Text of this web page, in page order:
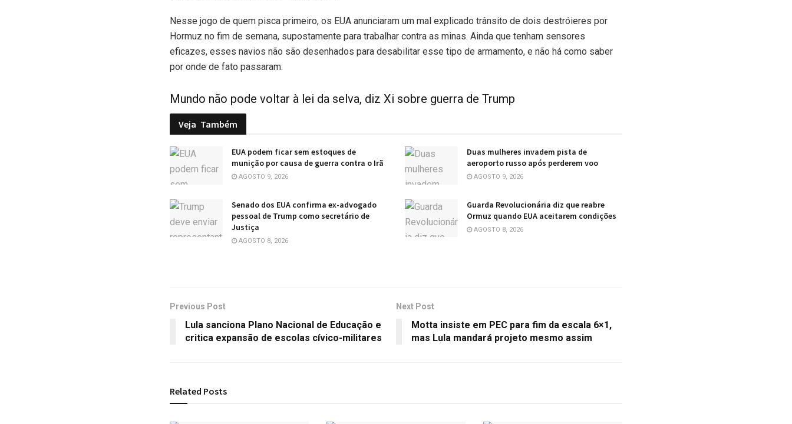
Nesse jogo de quem pisca primeiro, os EUA anunciaram um mal explicado trânsito de dois destróieres por
Hormuz no fim de semana, supostamente para trabalhar contra as minas. Ainda que tenham sensores
eficazes, esses navios não são desenhados para desabilitar esse tipo de armamento, e não há como saber
por onde de fato passaram.
Mundo não pode voltar à lei da selva, diz Xi sobre guerra de Trump
Veja Também
EUA podem ficar sem estoques de
munição por causa de guerra contra o Irã
AGOSTO 9, 2026
Duas mulheres invadem pista de
aeroporto russo após perderem voo
AGOSTO 9, 2026
Senado dos EUA confirma ex-advogado
pessoal de Trump como secretário de
Justiça
AGOSTO 8, 2026
Guarda Revolucionária diz que reabre
Ormuz quando EUA aceitarem condições
AGOSTO 8, 2026
Previous Post
Lula sanciona Plano Nacional de Educação e
critica expansão de escolas cívico-militares
Next Post
Motta insiste em PEC para fim da escala 6×1,
mas Lula mandará projeto mesmo assim
Related Posts